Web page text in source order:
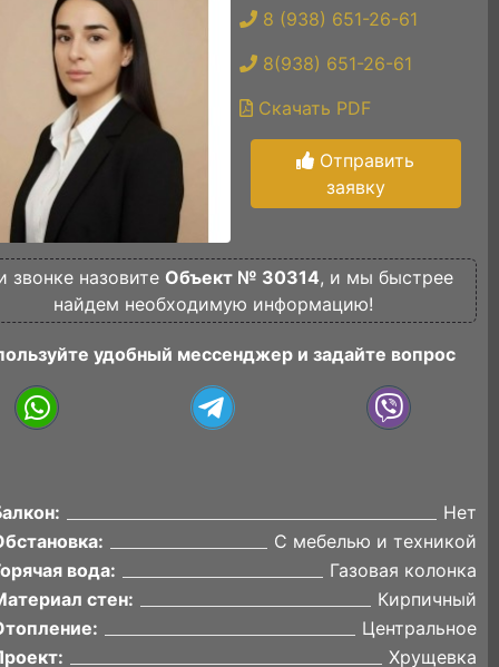
8 (938) 651-26-61
8(938) 651-26-61
Скачать PDF
Отправить
заявку
звонке назовите Объект № 30314, и мы быстрее
найдем необходимую информацию!
удобный мессенджер и задайте вопрос
Нет
С мебелью и техникой
вода:
Газовая колонка
стен:
Кирпичный
Центральное
Хрущевка